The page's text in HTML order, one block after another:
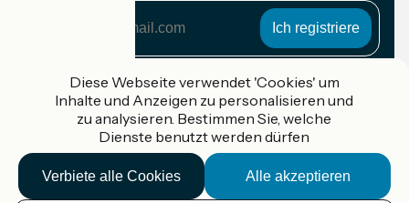
Adresse
Gefördert im Rahmen von Destination France
Accueil Vélo Pro
Diese Webseite verwendet 'Cookies' um
Inhalte und Anzeigen zu personalisieren und
zu analysieren. Bestimmen Sie, welche
Dienste benutzt werden dürfen
Alle akzeptieren
Verbiete alle Cookies